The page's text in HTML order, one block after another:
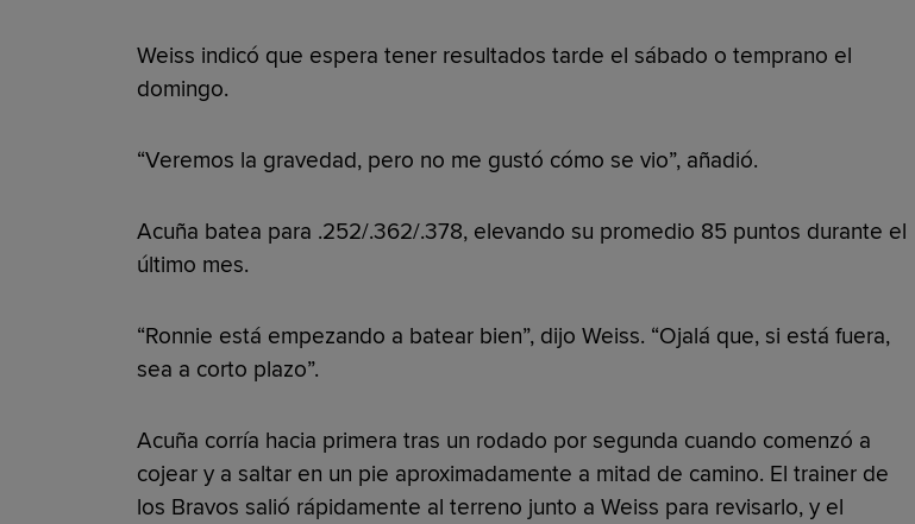
Weiss indicó que espera tener resultados tarde el sábado o temprano el
domingo.
“Veremos la gravedad, pero no me gustó cómo se vio”, añadió.
Acuña batea para .252/.362/.378, elevando su promedio 85 puntos durante el
último mes.
“Ronnie está empezando a batear bien”, dijo Weiss. “Ojalá que, si está fuera,
sea a corto plazo”.
Acuña corría hacia primera tras un rodado por segunda cuando comenzó a
cojear y a saltar en un pie aproximadamente a mitad de camino. El trainer de
los Bravos salió rápidamente al terreno junto a Weiss para revisarlo, y el